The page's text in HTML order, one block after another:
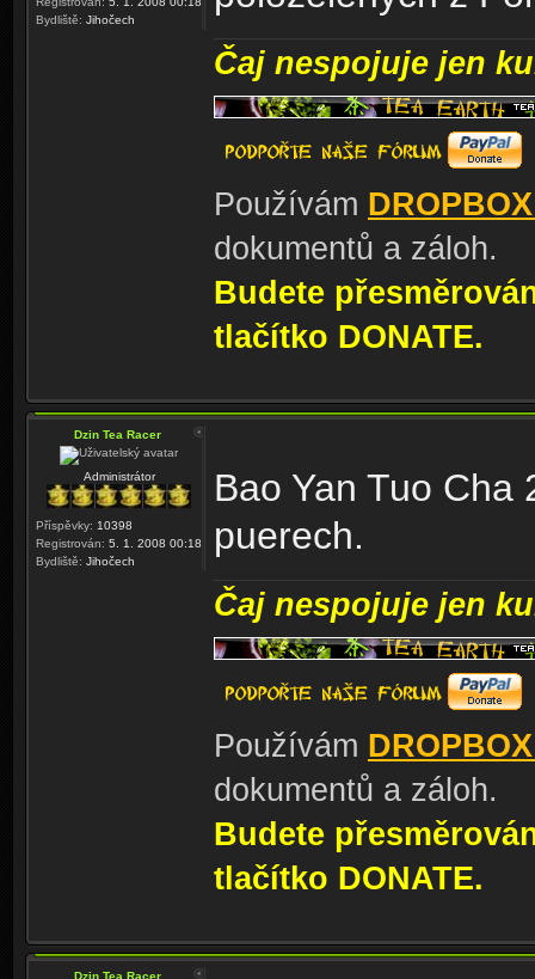
Bydliště: Jihočech
Čaj nespojuje jen
Používám
dokumentů a záloh.
Budete
tlačítko DONATE.
Dzin Tea Racer
Administrátor
Příspěvky: 10398
Registrován: 5. 1. 2008 00:18
Bydliště: Jihočech
Bao Yan Tuo Cha
puerech.
Čaj nespojuje jen
Používám
dokumentů a záloh.
Budete
tlačítko DONATE.
Dzin Tea Racer